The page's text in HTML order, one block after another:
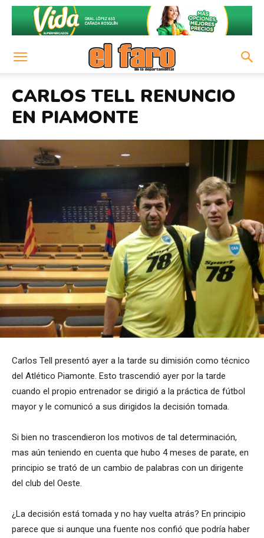
CARLOS TELL RENUNCIO
EN PIAMONTE
Carlos Tell presentó ayer a la tarde su dimisión como técnico
del Atlético Piamonte. Esto trascendió ayer por la tarde
cuando el propio entrenador se dirigió a la práctica de fútbol
mayor y le comunicó a sus dirigidos la decisión tomada.
Si bien no trascendieron los motivos de tal determinación,
mas aún teniendo en cuenta que hubo 4 meses de parate, en
principio se trató de un cambio de palabras con un dirigente
del club del Oeste.
¿La decisión está tomada y no hay vuelta atrás? En principio
parece que si aunque una fuente nos confió que podría haber